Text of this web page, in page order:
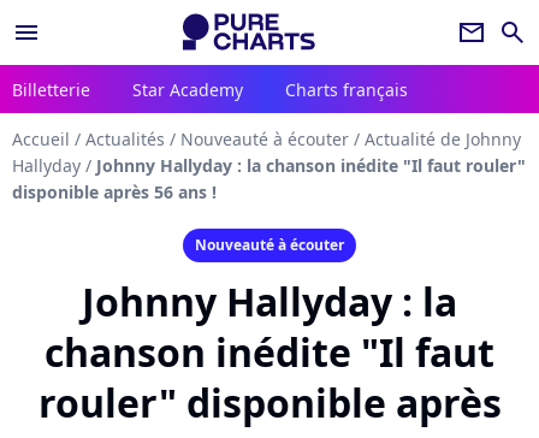
menu newsletter search
Billetterie Star Academy Charts français
Accueil / Actualités / Nouveauté à écouter / Actualité de Johnny
Hallyday / Johnny Hallyday : la chanson inédite "Il faut rouler"
disponible après 56 ans !
Nouveauté à écouter
Johnny Hallyday : la
chanson inédite "Il faut
rouler" disponible après